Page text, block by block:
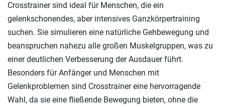
Crosstrainer sind ideal für Menschen, die ein
gelenkschonendes, aber intensives Ganzkörpertraining
suchen. Sie simulieren eine natürliche Gehbewegung und
beanspruchen nahezu alle großen Muskelgruppen, was zu
einer deutlichen Verbesserung der Ausdauer führt.
Besonders für Anfänger und Menschen mit
Gelenkproblemen sind Crosstrainer eine hervorragende
Wahl, da sie eine fließende Bewegung bieten, ohne die